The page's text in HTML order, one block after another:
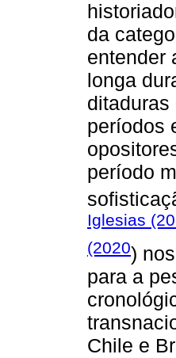
da
entender
longa
períodos
período
Iglesias
(2020)
para a
Chile e